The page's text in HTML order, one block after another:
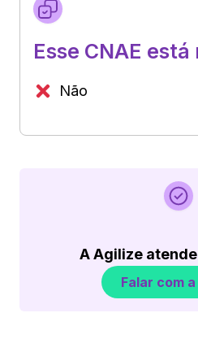
Esse CNAE está
Não
A Agilize atende
Falar com